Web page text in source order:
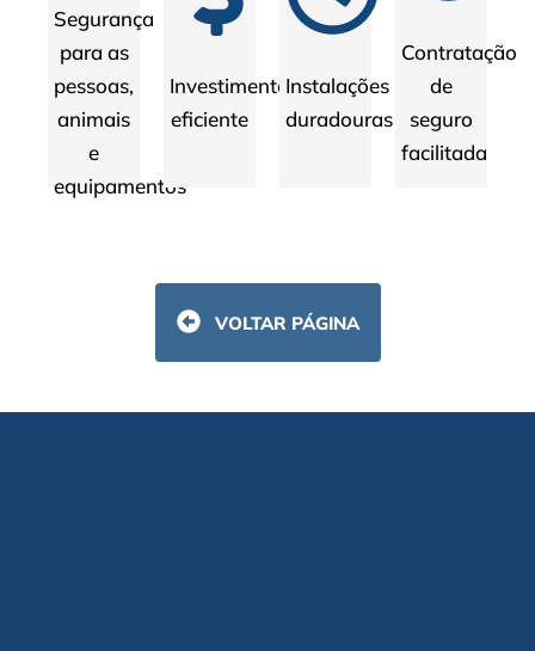
Segurança
para as
pessoas,
animais
e
equipamentos
pessoas,
animais
e
equipamentos
Investimento
eficiente
eficiente
Instalações
duradouras
duradouras
Contratação
de
seguro
facilitada
seguro
VOLTAR PÁGINA